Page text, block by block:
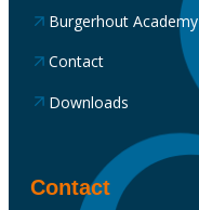
Burgerhout Academy
Contact
Downloads
Contact